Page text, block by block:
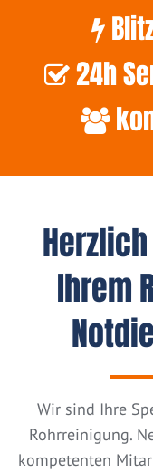
24h
Ihrem
Wir sind Ihre
Rohrreinigung.
kompetenten